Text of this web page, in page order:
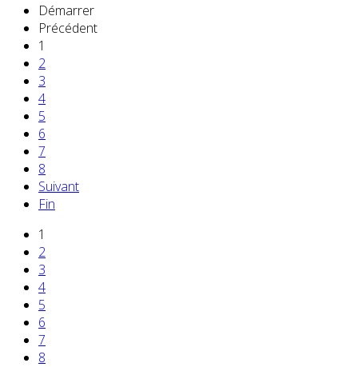
Démarrer
Précédent
1
2
3
4
5
6
7
8
Suivant
Fin
1
2
3
4
5
6
7
8